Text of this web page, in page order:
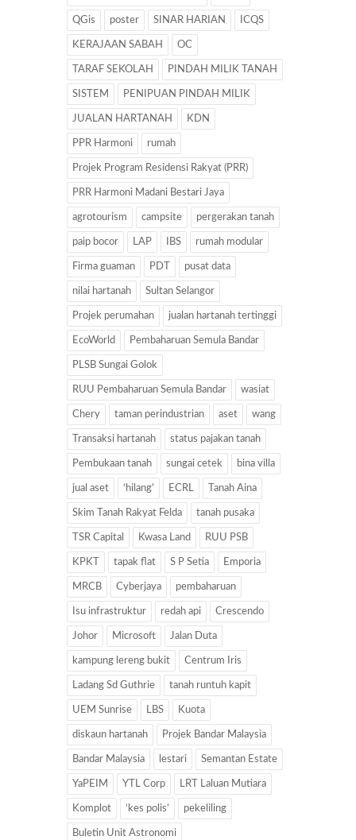
QGis poster SINAR HARIAN ICQS
KERAJAAN SABAH OC
TARAF SEKOLAH PINDAH MILIK TANAH
SISTEM PENIPUAN PINDAH MILIK
JUALAN HARTANAH KDN
PPR Harmoni rumah
Projek Program Residensi Rakyat (PRR)
PRR Harmoni Madani Bestari Jaya
agrotourism campsite pergerakan tanah
paip bocor LAP IBS rumah modular
Firma guaman PDT pusat data
nilai hartanah Sultan Selangor
Projek perumahan jualan hartanah tertinggi
EcoWorld Pembaharuan Semula Bandar
PLSB Sungai Golok
RUU Pembaharuan Semula Bandar wasiat
Chery taman perindustrian aset wang
Transaksi hartanah status pajakan tanah
Pembukaan tanah sungai cetek bina villa
jual aset ‘hilang’ ECRL Tanah Aina
Skim Tanah Rakyat Felda tanah pusaka
TSR Capital Kwasa Land RUU PSB
KPKT tapak flat S P Setia Emporia
MRCB Cyberjaya pembaharuan
Isu infrastruktur redah api Crescendo
Johor Microsoft Jalan Duta
kampung lereng bukit Centrum Iris
Ladang Sd Guthrie tanah runtuh kapit
UEM Sunrise LBS Kuota
diskaun hartanah Projek Bandar Malaysia
Bandar Malaysia lestari Semantan Estate
YaPEIM YTL Corp LRT Laluan Mutiara
Komplot ‘kes polis’ pekeliling
Buletin Unit Astronomi